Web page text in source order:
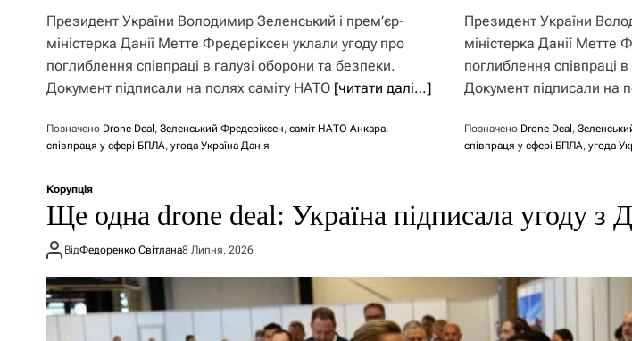
Президент України Володимир Зеленський і прем’єр-
міністерка Данії Метте Фредеріксен уклали угоду про
поглиблення співпраці в галузі оборони та безпеки.
Документ підписали на полях саміту НАТО [читати далі…]
Позначено Drone Deal , Зеленський Фредеріксен, саміт НАТО Анкара,
співпраця у сфері БПЛА, угода Україна Данія
Президент України
міністерка Данії Метте
поглиблення співпраці
Документ підписали на
Позначено Drone Deal ,
співпраця у сфері БПЛА,угода
Корупція
Ще одна drone deal: Україна підписала угоду з
ВідФедоренко Світлана8 Липня, 2026